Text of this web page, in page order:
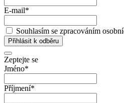
E-mail*
Souhlasím se zpracováním
Přihlásit k odběru
Zeptejte se
Jméno*
Příjmení*